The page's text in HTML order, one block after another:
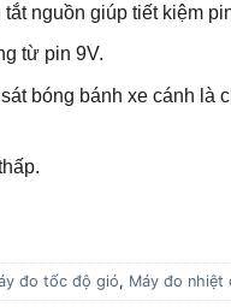
nguồn giúp tiết kiệm
từ pin 9V.
bóng bánh xe cánh là
đo tốc độ gió, Máy đo nhiệt